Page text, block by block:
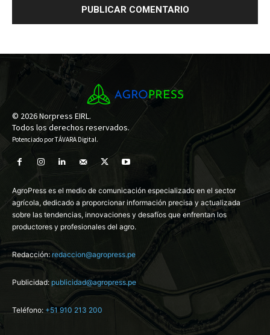
© 2026 Norpress EIRL.
Todos los derechos reservados.
Potenciado porTÁVARA Digital.
AgroPress es el medio de comunicación especializado en el sector
agrícola, dedicado a proporcionar información precisa y actualizada
sobre las tendencias, innovaciones y desafíos que enfrentan los
productores y profesionales del agro.
Redacción:redaccion@agropress.pe
Publicidad: publicidad@agropress.pe
Teléfono: +51 910 213 200